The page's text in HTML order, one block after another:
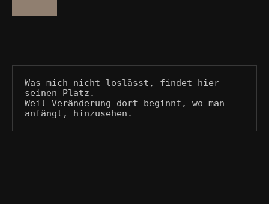
Was mich nicht loslässt, findet hier
seinen Platz.
Weil Veränderung dort beginnt, wo man
anfängt, hinzusehen.